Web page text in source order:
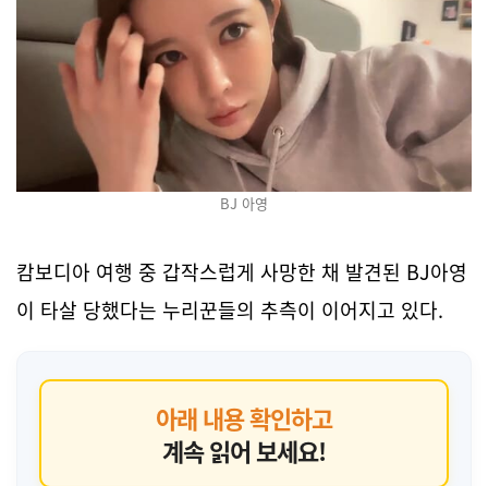
BJ 아영
캄보디아 여행 중 갑작스럽게 사망한 채 발견된 BJ아영
이 타살 당했다는 누리꾼들의 추측이 이어지고 있다.
아래 내용 확인하고
계속 읽어 보세요!